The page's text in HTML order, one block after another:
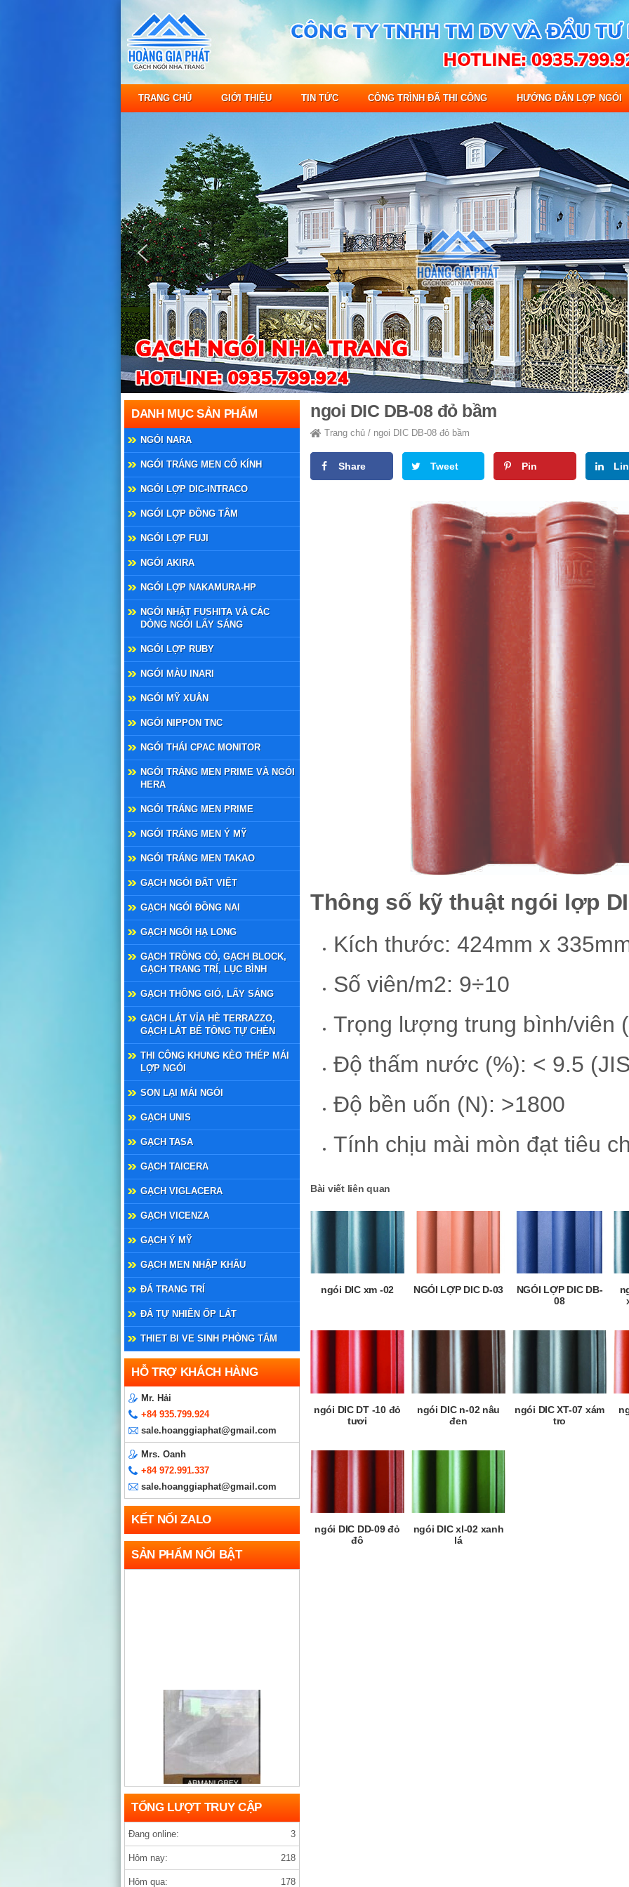
TRANG CHỦ GIỚI THIỆU TIN TỨC CÔNG TRÌNH ĐÃ THI CÔNG HƯỚNG DẪN LỢP NGÓI
DANH MỤC SẢN PHẨM
NGÓI NARA
NGÓI TRÁNG MEN CỔ KÍNH
NGÓI LỢP DIC-INTRACO
NGÓI LỢP ĐỒNG TÂM
NGÓI LỢP FUJI
NGÓI AKIRA
NGÓI LỢP NAKAMURA-HP
NGÓI NHẬT FUSHITA VÀ CÁC
DÒNG NGÓI LẤY SÁNG
NGÓI LỢP RUBY
NGÓI MÀU INARI
NGÓI MỸ XUÂN
NGÓI NIPPON TNC
NGÓI THÁI CPAC MONITOR
NGÓI TRÁNG MEN PRIME VÀ NGÓI
HERA
NGÓI TRÁNG MEN PRIME
NGÓI TRÁNG MEN Ý MỸ
NGÓI TRÁNG MEN TAKAO
GẠCH NGÓI ĐẤT VIỆT
GẠCH NGÓI ĐỒNG NAI
GẠCH NGÓI HẠ LONG
GẠCH TRỒNG CỎ, GẠCH BLOCK,
GẠCH TRANG TRÍ, LỤC BÌNH
GẠCH THÔNG GIÓ, LẤY SÁNG
GẠCH LÁT VỈA HÈ TERRAZZO,
GẠCH LÁT BÊ TÔNG TỰ CHÈN
THI CÔNG KHUNG KÈO THÉP MÁI
LỢP NGÓI
SON LẠI MÁI NGÓI
GẠCH UNIS
GẠCH TASA
GẠCH TAICERA
GẠCH VIGLACERA
GẠCH VICENZA
GẠCH Ý MỸ
GẠCH MEN NHẬP KHẨU
ĐÁ TRANG TRÍ
ĐÁ TỰ NHIÊN ỐP LÁT
THIET BI VE SINH PHÒNG TẮM
HỖ TRỢ KHÁCH HÀNG
Mr. Hải
+84 935.799.924
sale.hoanggiaphat@gmail.com
Mrs. Oanh
+84 972.991.337
sale.hoanggiaphat@gmail.com
KẾT NỐI ZALO
SẢN PHẨM NỔI BẬT
Gạch india D1200×1200 ARMANY GREY
TỔNG LƯỢT TRUY CẬP
Đang online: 3
Hôm nay: 218
Hôm qua: 178
ngoi DIC DB-08 đỏ bầm
Trang chủ / ngoi DIC DB-08 đỏ bầm
Share Tweet Pin
Thông số kỹ thuật ngói lợp
Kích thước: 424mm x
Số viên/m2: 9÷10
Trọng lượng trung bình/viên
Độ thấm nước (%): < 9.5
Độ bền uốn (N): >1800
Tính chịu mài mòn đạt tiêu
Bài viết liên quan
ngói DIC xm -02 NGÓI LỢP DIC D-03
NGÓI LỢP DIC DB-
08
ngói DIC DT -10 đỏ
tươi
ngói DIC n-02 nâu
đen
ngói DIC XT-07 xám
tro
ngói DIC DD-09 đỏ
đô
ngói DIC xl-02 xanh
lá